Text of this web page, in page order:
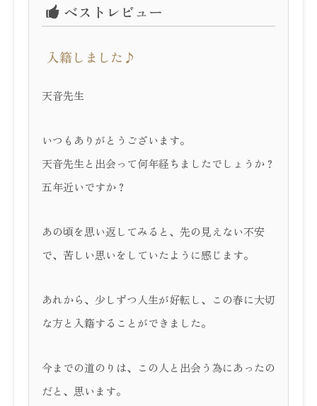
ベストレビュー
入籍しました♪
天音先生
いつもありがとうございます。
天音先生と出会って何年経ちましたでしょうか？
五年近いですか？
あの頃を思い返してみると、先の見えない不安
で、苦しい思いをしていたように感じます。
あれから、少しずつ人生が好転し、この春に大切
な方と入籍することができました。
今までの道のりは、この人と出会う為にあったの
だと、思います。